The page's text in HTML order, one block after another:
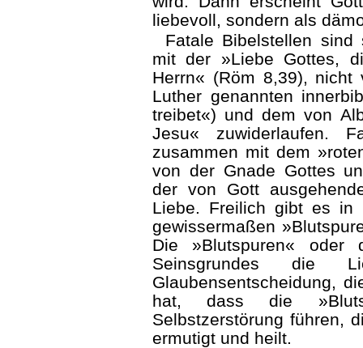
liebevoll, sondern als
Fatale Bibelstellen
mit der »Liebe Gottes,
Herrn« (Röm 8,39),
Luther genannten
treibet«) und dem von
Jesu« zuwiderlaufen.
zusammen mit dem
von der Gnade Gottes
der von Gott
Liebe. Freilich gibt es in
gewissermaßen
Die »Blutspuren« oder
Seinsgrundes
Glaubensentscheidung,
hat, dass die
Selbstzerstörung führen,
ermutigt und heilt.